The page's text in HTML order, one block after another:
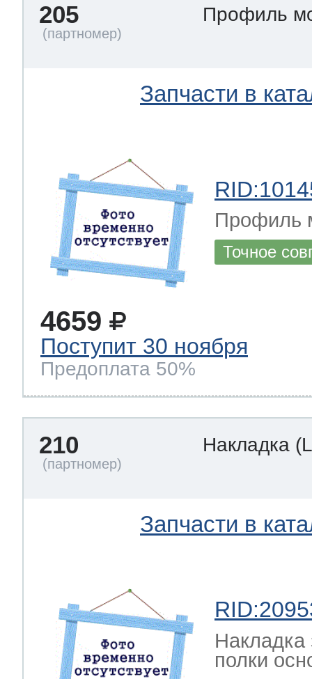
205 Профиль
Запчасти в
Профиль
Точное
4659
Поступит 30 ноября
Предоплата 50%
210 Накладка
Запчасти в
Накладка
полки